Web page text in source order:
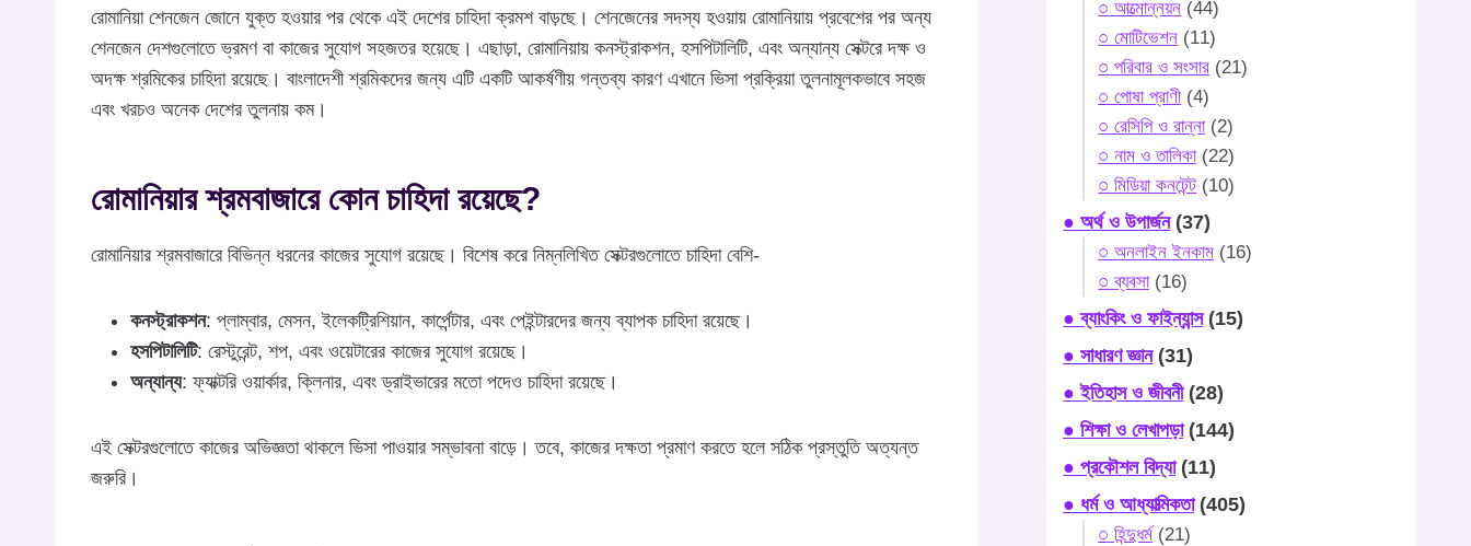
রোমানিয়া শেনজেন জোনে যুক্ত হওয়ার পর থেকে এই দেশের চাহিদা ক্রমশ বাড়ছে। শেনজেনের সদস্য হওয়ায় রোমানিয়ায় প্রবেশের পর অন্য
শেনজেন দেশগুলোতে ভ্রমণ বা কাজের সুযোগ সহজতর হয়েছে। এছাড়া, রোমানিয়ায় কনস্ট্রাকশন, হসপিটালিটি, এবং অন্যান্য সেক্টরে দক্ষ ও
অদক্ষ শ্রমিকের চাহিদা রয়েছে। বাংলাদেশী শ্রমিকদের জন্য এটি একটি আকর্ষণীয় গন্তব্য কারণ এখানে ভিসা প্রক্রিয়া তুলনামূলকভাবে সহজ
এবং খরচও অনেক দেশের তুলনায় কম।
রোমানিয়ার শ্রমবাজারে কোন চাহিদা রয়েছে?
রোমানিয়ার শ্রমবাজারে বিভিন্ন ধরনের কাজের সুযোগ রয়েছে। বিশেষ করে নিম্নলিখিত সেক্টরগুলোতে চাহিদা বেশি-
কনস্ট্রাকশন: প্লাম্বার, মেসন, ইলেকট্রিশিয়ান, কার্পেন্টার, এবং পেইন্টারদের জন্য ব্যাপক চাহিদা রয়েছে।
হসপিটালিটি: রেস্টুরেন্ট, শপ, এবং ওয়েটারের কাজের সুযোগ রয়েছে।
অন্যান্য: ফ্যাক্টরি ওয়ার্কার, ক্লিনার, এবং ড্রাইভারের মতো পদেও চাহিদা রয়েছে।
এই সেক্টরগুলোতে কাজের অভিজ্ঞতা থাকলে ভিসা পাওয়ার সম্ভাবনা বাড়ে। তবে, কাজের দক্ষতা প্রমাণ করতে হলে সঠিক প্রস্তুতি অত্যন্ত
জরুরি।
○ আত্মোন্নয়ন (44)
○ মোটিভেশন (11)
○ পরিবার ও সংসার (21)
○ পোষা প্রাণী (4)
○ রেসিপি ও রান্না(2)
○ নাম ও তালিকা(22)
○ মিডিয়া কনটেন্ট (10)
● অর্থ ও উপার্জন(37)
○ অনলাইন ইনকাম (16)
○ ব্যবসা(16)
● ব্যাংকিং ও ফাইন্যান্স(15)
● সাধারণ জ্ঞান(31)
● ইতিহাস ও জীবনী(28)
● শিক্ষা ও লেখাপড়া(144)
● প্রকৌশল বিদ্যা(11)
● ধর্ম ও আধ্যাত্মিকতা(405)
○ হিন্দুধর্ম(21)